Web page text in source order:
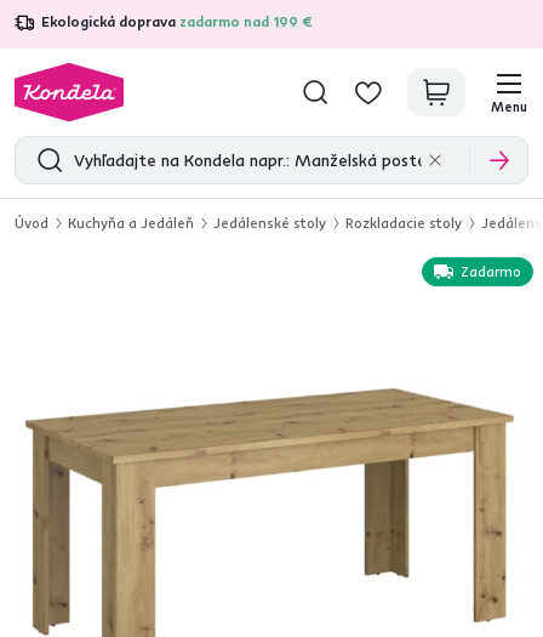
Ekologická doprava zadarmo nad 199 €
4,7 31 285overených produktových recenzií
Menu
Úvod Kuchyňa a Jedáleň Jedálenské stoly Rozkladacie stoly
Zadarmo